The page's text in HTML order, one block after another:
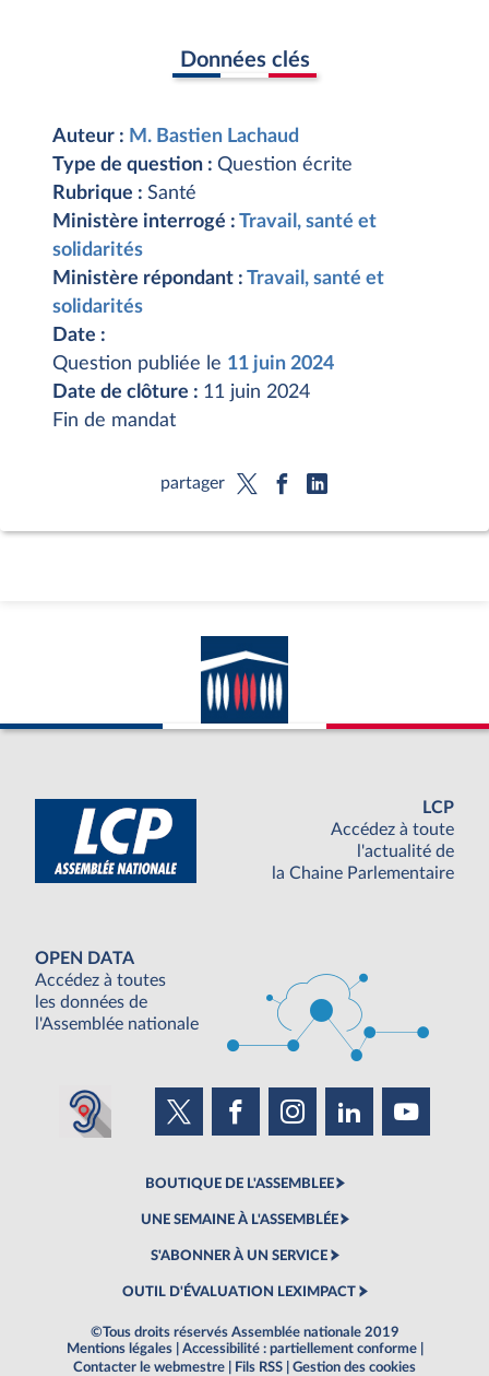
Données clés
Auteur : M. Bastien Lachaud
Type de question : Question écrite
Rubrique : Santé
Ministère interrogé : Travail, santé et
solidarités
Ministère répondant : Travail, santé et
solidarités
Date :
Question publiée le 11 juin 2024
Date de clôture : 11 juin 2024
Fin de mandat
partager
LCP
Accédez à toute
l'actualité de
la Chaine Parlementaire
OPEN DATA
Accédez à toutes
les données de
l'Assemblée nationale
BOUTIQUE DE L'ASSEMBLEE
UNE SEMAINE À L'ASSEMBLÉE
S'ABONNER À UN SERVICE
OUTIL D'ÉVALUATION LEXIMPACT
©Tous droits réservés Assemblée nationale 2019
Mentions légales
Accessibilité : partiellement conforme
Contacter le webmestre
Fils RSS Gestion des cookies